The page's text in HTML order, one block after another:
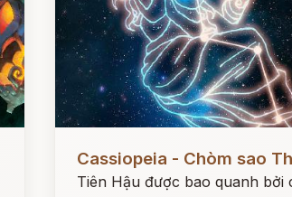
Cassiopeia - Chòm sao
Tiên Hậu được bao quanh bởi